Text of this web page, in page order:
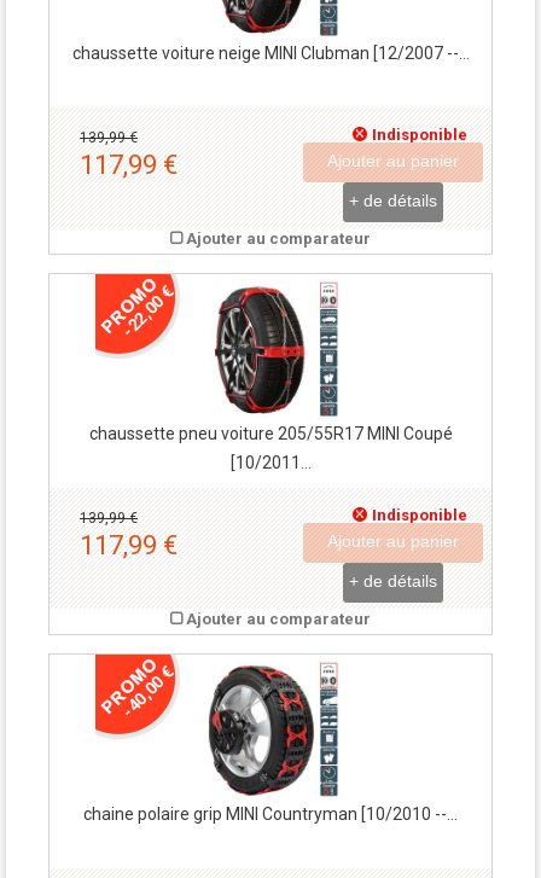
chaussette voiture neige MINI Clubman [12/2007 --...
Indisponible
139,99 €
117,99 € Ajouter au panier
+ de détails
Ajouter au comparateur
-22,00 €
chaussette pneu voiture 205/55R17 MINI Coupé
[10/2011...
Indisponible
139,99 €
117,99 € Ajouter au panier
+ de détails
Ajouter au comparateur
-40,00 €
chaine polaire grip MINI Countryman [10/2010 --...